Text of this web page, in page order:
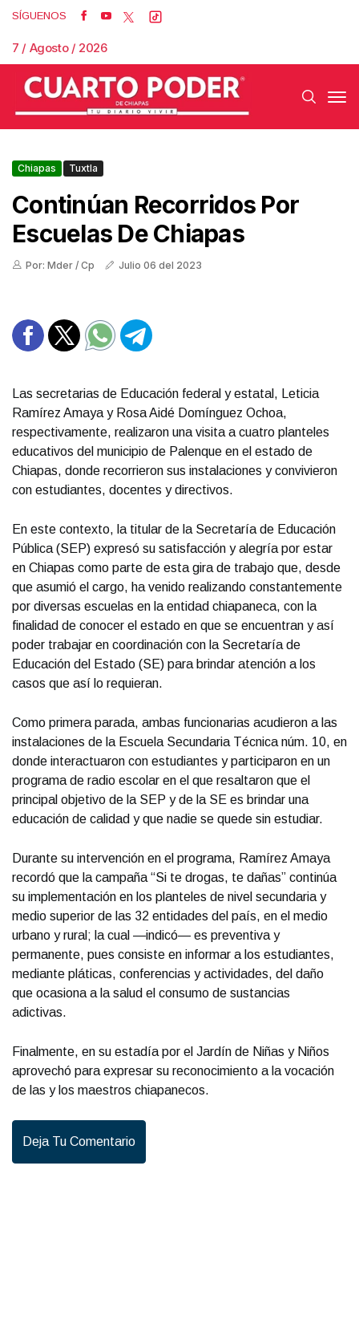
SÍGUENOS
7 / Agosto / 2026
Chiapas Tuxtla
Continúan Recorridos Por
Escuelas De Chiapas
Por: Mder / Cp Julio 06 del 2023
Las secretarias de Educación federal y estatal, Leticia
Ramírez Amaya y Rosa Aidé Domínguez Ochoa,
respectivamente, realizaron una visita a cuatro planteles
educativos del municipio de Palenque en el estado de
Chiapas, donde recorrieron sus instalaciones y convivieron
con estudiantes, docentes y directivos.
En este contexto, la titular de la Secretaría de Educación
Pública (SEP) expresó su satisfacción y alegría por estar
en Chiapas como parte de esta gira de trabajo que, desde
que asumió el cargo, ha venido realizando constantemente
por diversas escuelas en la entidad chiapaneca, con la
finalidad de conocer el estado en que se encuentran y así
poder trabajar en coordinación con la Secretaría de
Educación del Estado (SE) para brindar atención a los
casos que así lo requieran.
Como primera parada, ambas funcionarias acudieron a las
instalaciones de la Escuela Secundaria Técnica núm. 10, en
donde interactuaron con estudiantes y participaron en un
programa de radio escolar en el que resaltaron que el
principal objetivo de la SEP y de la SE es brindar una
educación de calidad y que nadie se quede sin estudiar.
Durante su intervención en el programa, Ramírez Amaya
recordó que la campaña “Si te drogas, te dañas” continúa
su implementación en los planteles de nivel secundaria y
medio superior de las 32 entidades del país, en el medio
urbano y rural; la cual —indicó— es preventiva y
permanente, pues consiste en informar a los estudiantes,
mediante pláticas, conferencias y actividades, del daño
que ocasiona a la salud el consumo de sustancias
adictivas.
Finalmente, en su estadía por el Jardín de Niñas y Niños
aprovechó para expresar su reconocimiento a la vocación
de las y los maestros chiapanecos.
Deja Tu Comentario